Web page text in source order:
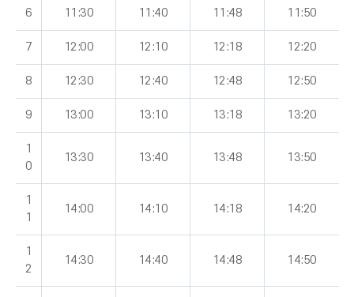
6 11:30 11:40 11:48 11:50
7 12:00 12:10 12:18 12:20
8 12:30 12:40 12:48 12:50
9 13:00 13:10 13:18 13:20
1
0
13:30 13:40 13:48 13:50
1
1
14:00 14:10 14:18 14:20
1
2
14:30 14:40 14:48 14:50